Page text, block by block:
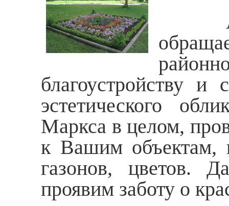
благоустройству
эстетического
Маркса в целом,
к Вашим объектам,
газонов, цветов.
проявим заботу о